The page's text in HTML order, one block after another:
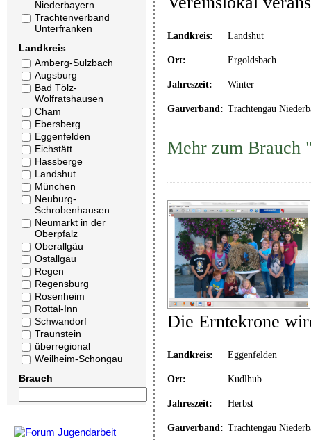
Niederbayern
Trachtenverband
Unterfranken
Landkreis
Amberg-Sulzbach
Augsburg
Bad Tölz-
Wolfratshausen
Cham
Ebersberg
Eggenfelden
Eichstätt
Hassberge
Landshut
München
Neuburg-
Schrobenhausen
Neumarkt in der
Oberpfalz
Oberallgäu
Ostallgäu
Regen
Regensburg
Rosenheim
Rottal-Inn
Schwandorf
Traunstein
überregional
Weilheim-Schongau
Brauch
Landkreis: Landshut
Ort: Ergoldsbach
Jahreszeit: Winter
Gauverband: Trachtengau
Mehr zum Brauch
Die Erntekrone
Landkreis: Eggenfelden
Ort: Kudlhub
Jahreszeit: Herbst
Gauverband: Trachtengau